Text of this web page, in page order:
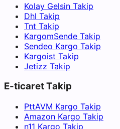
Kolay Gelsin Takip
Dhl Takip
Tnt Takip
KargomSende Takip
Sendeo Kargo Takip
Kargoist Takip
Jetizz Takip
E-ticaret Takip
PttAVM Kargo Takip
Amazon Kargo Takip
n11 Kargo Takip